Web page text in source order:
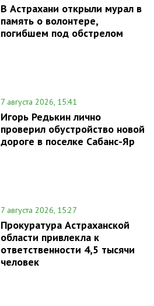
В Астрахани открыли мурал в
память о волонтере,
погибшем под обстрелом
7 августа 2026, 15:41
Игорь Редькин лично
проверил обустройство новой
дороге в поселке Сабанс-Яр
7 августа 2026, 15:27
Прокуратура Астраханской
области привлекла к
ответственности 4,5 тысячи
человек